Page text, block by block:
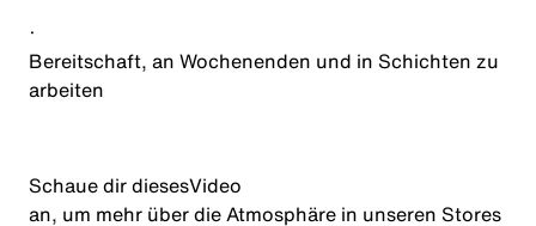
·
Bereitschaft, an Wochenenden und in Schichten zu
arbeiten
Schaue dir diesesVideo
an, um mehr über die Atmosphäre in unseren Stores